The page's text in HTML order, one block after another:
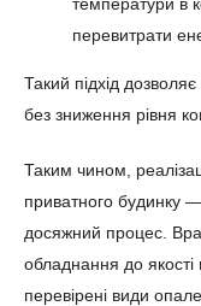
перевитрати
Такий підхід
без зниження рівня
Таким чином,
приватного будинку
досяжний процес.
обладнання до
перевірені види